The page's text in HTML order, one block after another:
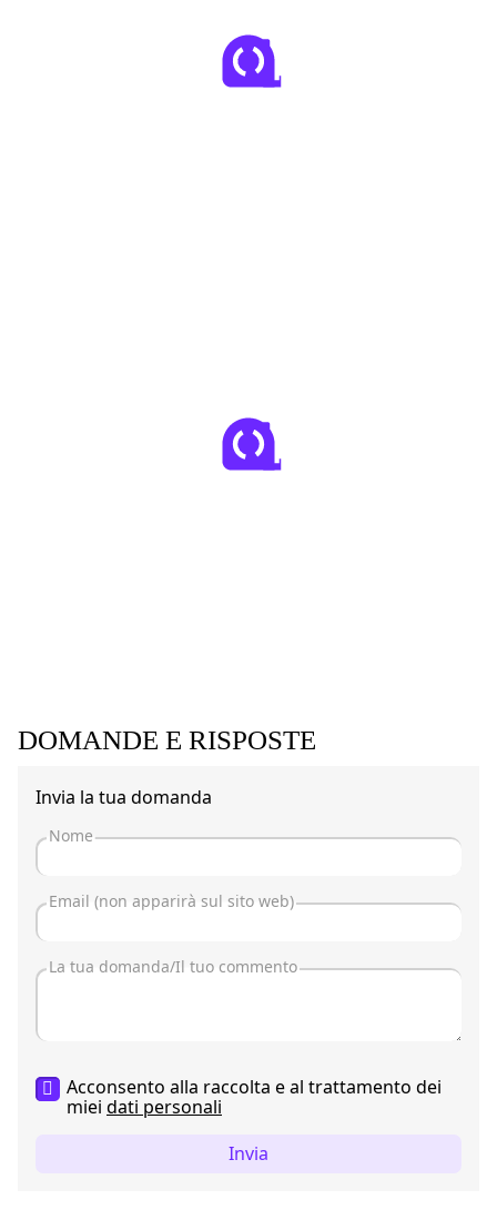
DOMANDE E RISPOSTE
Invia la tua domanda
Acconsento alla raccolta e al trattamento dei
miei dati personali
Invia